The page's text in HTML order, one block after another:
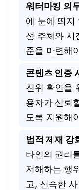
워터마킹 의
에 눈에 띄지
성 주체와 시
준을 마련해
콘텐츠 인증
진위 확인을
용자가 신뢰
도록 지원해
법적 제재 강
타인의 권리
저해하는 행
고, 신속한